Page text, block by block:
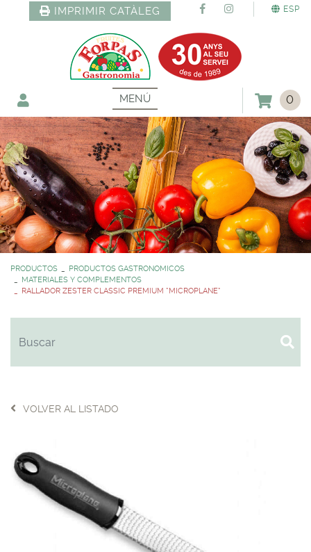
ESP
IMPRIMIR CATÀLEG
MENÚ 0
PRODUCTOS
PRODUCTOS GASTRONOMICOS
MATERIALES Y COMPLEMENTOS
RALLADOR ZESTER CLASSIC PREMIUM *MICROPLANE*
VOLVER AL LISTADO